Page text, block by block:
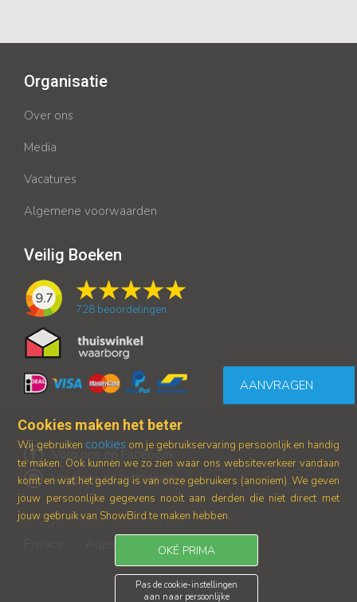
AANVRAGEN
Organisatie
Over ons
Media
Vacatures
Algemene voorwaarden
Veilig Boeken
9.7
728 beoordelingen
© 2017-2026 Showbird B.V.
Algemene voorwaarden
Volg ons op Facebook
Volg ons op Instagram
Cookies maken het beter
Wij gebruiken cookies om je gebruikservaring persoonlijk en handig
te maken. Ook kunnen we zo zien waar ons websiteverkeer vandaan
komt en wat het gedrag is van onze gebruikers (anoniem). We geven
jouw persoonlijke gegevens nooit aan derden die niet direct met
jouw gebruik van ShowBird te maken hebben.
OKÉ PRIMA
Pas de cookie-instellingen
aan naar persoonlijke